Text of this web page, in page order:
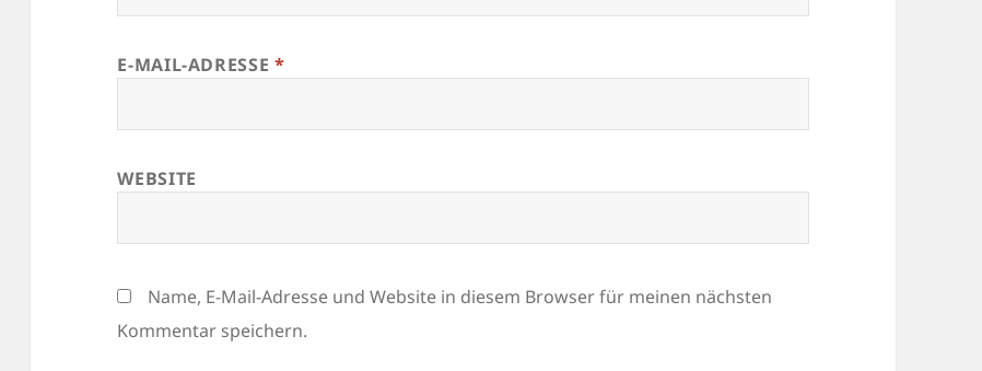
E-MAIL-ADRESSE *
WEBSITE
Name, E-Mail-Adresse und Website in diesem Browser für meinen nächsten
Kommentar speichern.